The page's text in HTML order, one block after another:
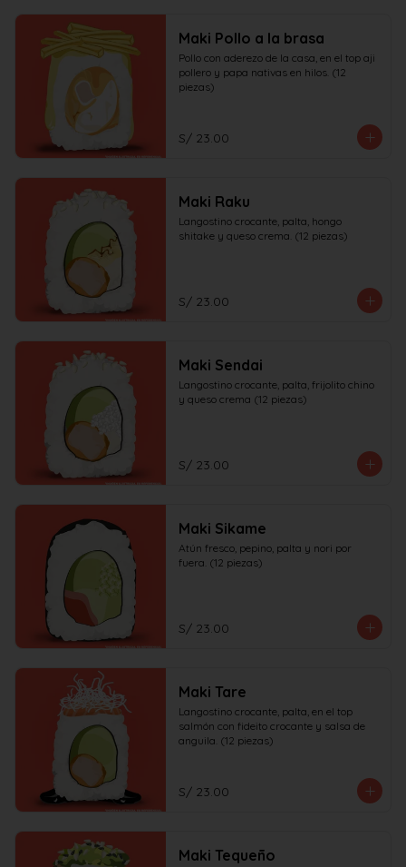
Maki Pollo a la brasa
Pollo con aderezo de la casa, en el top aji
pollero y papa nativas en hilos. (12
piezas)
S/ 23.00
Maki Raku
Langostino crocante, palta, hongo
shitake y queso crema. (12 piezas)
S/ 23.00
Maki Sendai
Langostino crocante, palta, frijolito chino
y queso crema (12 piezas)
S/ 23.00
Maki Sikame
Atún fresco, pepino, palta y nori por
fuera. (12 piezas)
S/ 23.00
Maki Tare
Langostino crocante, palta, en el top
salmón con fideito crocante y salsa de
anguila. (12 piezas)
S/ 23.00
Maki Tequeño